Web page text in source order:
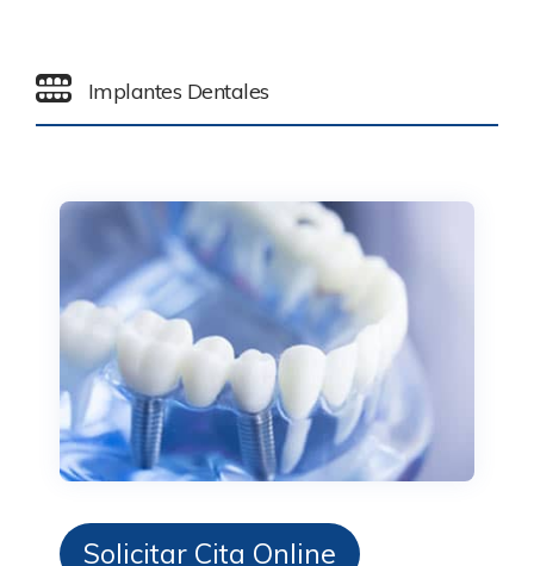
Implantes Dentales
Solicitar Cita Online